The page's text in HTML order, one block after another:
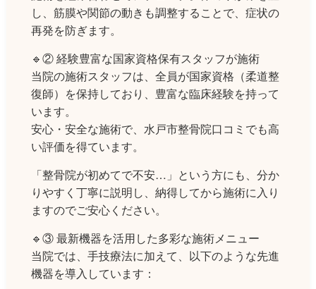
し、筋膜や関節の動きも調整することで、症状の
再発を防ぎます。
🔹② 経験豊富な国家資格保有スタッフが施術
当院の施術スタッフは、全員が国家資格（柔道整
復師）を保持しており、豊富な臨床経験を持って
います。
安心・安全な施術で、水戸市整骨院口コミでも高
い評価を得ています。
「整骨院が初めてで不安…」という方にも、分か
りやすく丁寧に説明し、納得してから施術に入り
ますのでご安心ください。
🔹③ 最新機器を活用した多彩な施術メニュー
当院では、手技療法に加えて、以下のような先進
機器を導入しています：